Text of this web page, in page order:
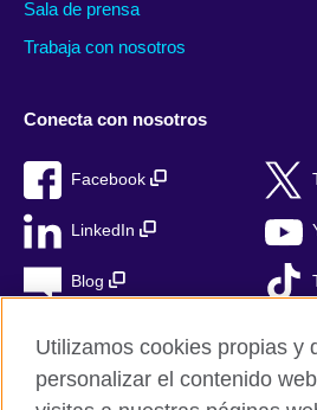
Sala de prensa
Trabaja con nosotros
Conecta con nosotros
Facebook
LinkedIn
Blog
British Council Global
Utilizamos cookies propias y
personalizar el contenido